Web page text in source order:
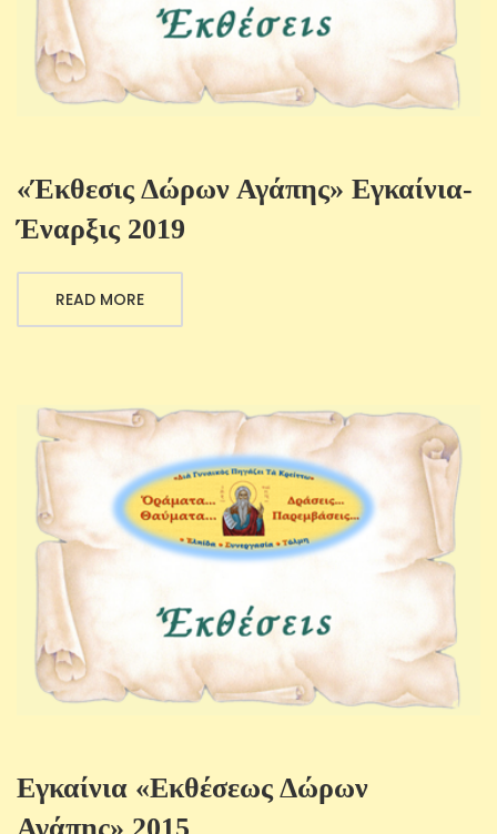
«Έκθεσις Δώρων Αγάπης» Εγκαίνια-
Έναρξις 2019
READ MORE
Εγκαίνια «Εκθέσεως Δώρων